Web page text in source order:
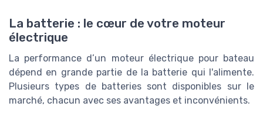
La batterie : le cœur de votre moteur
électrique
La performance d’un moteur électrique pour bateau
dépend en grande partie de la batterie qui l'alimente.
Plusieurs types de batteries sont disponibles sur le
marché, chacun avec ses avantages et inconvénients.